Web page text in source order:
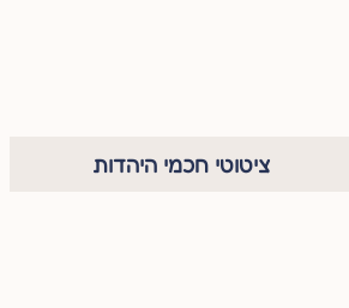
ציטוטי חכמי היהדות